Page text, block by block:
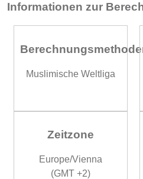
Informationen zur
Muslimische Weltliga
Zeitzone
Europe/Vienna
(GMT +2)